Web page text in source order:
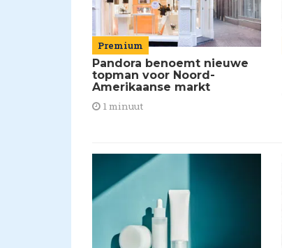
Premium
Pandora benoemt nieuwe
topman voor Noord-
Amerikaanse markt
1 minuut